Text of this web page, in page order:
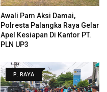
Awali Pam Aksi Damai,
Polresta Palangka Raya Gelar
Apel Kesiapan Di Kantor PT.
PLN UP3
P. RAYA